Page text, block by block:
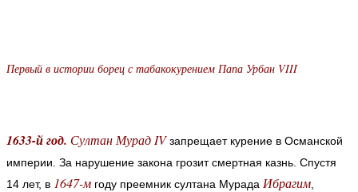
Первый в истории борец с табакокурением Папа Урбан VIII
1633-й год. Султан Мурад IVзапрещает курение в Османской
империи. За нарушение закона грозит смертная казнь. Спустя
14 лет, в 1647-м году преемник султана Мурада Ибрагим